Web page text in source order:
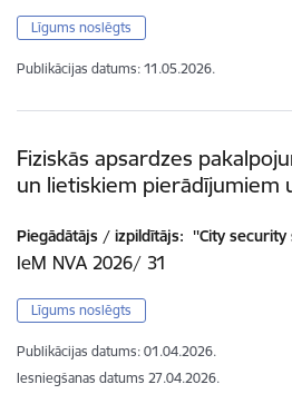
Līgums noslēgts
Publikācijas datums: 11.05.2026.
Fiziskās apsardzes
un lietiskiem pierādījumiem
Piegādātājs / izpildītājs: ''City security
IeM NVA 2026/ 31
Līgums noslēgts
Publikācijas datums: 01.04.2026.
Iesniegšanas datums 27.04.2026.